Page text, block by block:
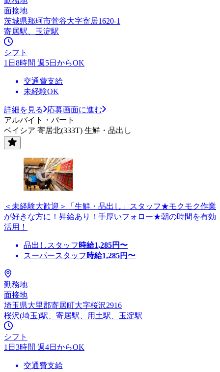
面接地
茨城県那珂市菅谷大字寄居1620-1
寄居駅、玉淀駅
シフト
1日8時間 週5日からOK
交通費支給
未経験OK
詳細を見る
応募画面に進む
アルバイト・パート
ベイシア 寄居北(333T) 生鮮・品出し
＜未経験大歓迎＞「生鮮・品出し」スタッフ★モクモク作業
が好きな方に！昇給あり！手厚いフォロー★朝の時間を有効
活用！
品出しスタッフ 時給1,285円〜
スーパースタッフ 時給1,285円〜
勤務地
面接地
埼玉県大里郡寄居町大字桜沢2916
桜沢(埼玉)駅、寄居駅、用土駅、玉淀駅
シフト
1日3時間 週4日からOK
交通費支給